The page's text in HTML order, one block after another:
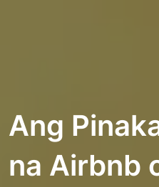
Ang
na Airbnb